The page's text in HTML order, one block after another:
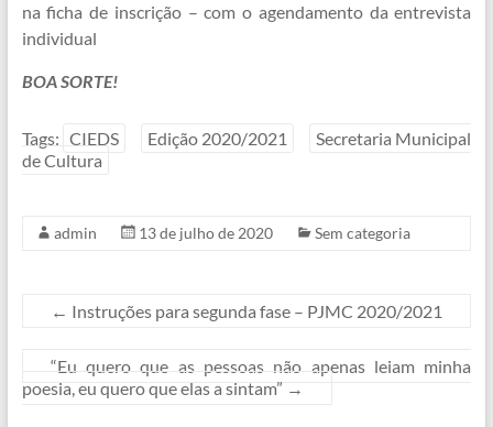
na ficha de inscrição – com o agendamento da entrevista
individual
BOA SORTE!
Tags: CIEDS Edição 2020/2021
Secretaria Municipal
de Cultura
admin 13 de julho de 2020 Sem categoria
← Instruções para segunda fase – PJMC 2020/2021
“Eu quero que as pessoas não apenas leiam minha
poesia, eu quero que elas a sintam” →